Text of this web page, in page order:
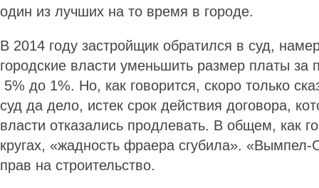
один из лучших на то время в городе.
В 2014 году застройщик обратился в суд,
городские власти уменьшить размер платы за
5% до 1%. Но, как говорится, скоро только
суд да дело, истек срок действия договора,
власти отказались продлевать. В общем, как
кругах, «жадность фраера сгубила».
прав на строительство.